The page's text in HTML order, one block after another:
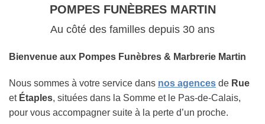
POMPES FUNÈBRES MARTIN
Au côté des familles depuis 30 ans
Bienvenue aux Pompes Funèbres & Marbrerie Martin
Nous sommes à votre service dans nos agences de Rue
et Étaples, situées dans la Somme et le Pas-de-Calais,
pour vous accompagner suite à la perte d’un proche.